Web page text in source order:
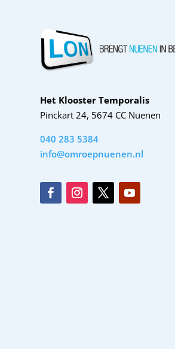
Het Klooster Temporalis
Pinckart 24, 5674 CC Nuenen
040 283 5384
info@omroepnuenen.nl